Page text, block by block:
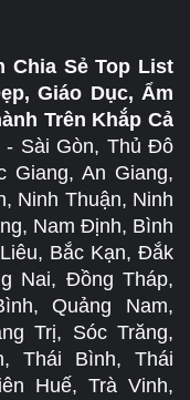
Chia Sẻ Top List
Giáo Dục, Ẩm
Trên Khắp Cả
- Sài Gòn, Thủ Đô
Giang, An Giang,
Ninh Thuận, Ninh
Nam Định, Bình
Bắc Kạn, Đắk
Nai, Đồng Tháp,
Quảng Nam,
Trị, Sóc Trăng,
Thái Bình, Thái
Huế, Trà Vinh,